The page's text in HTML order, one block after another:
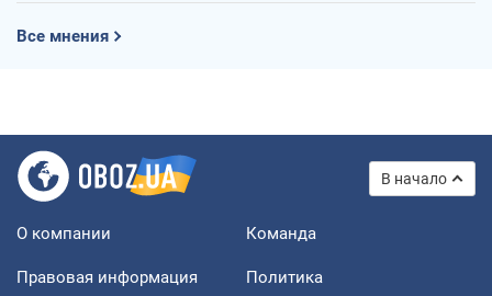
Все мнения
В начало
О компании Команда
Правовая информация
Политика